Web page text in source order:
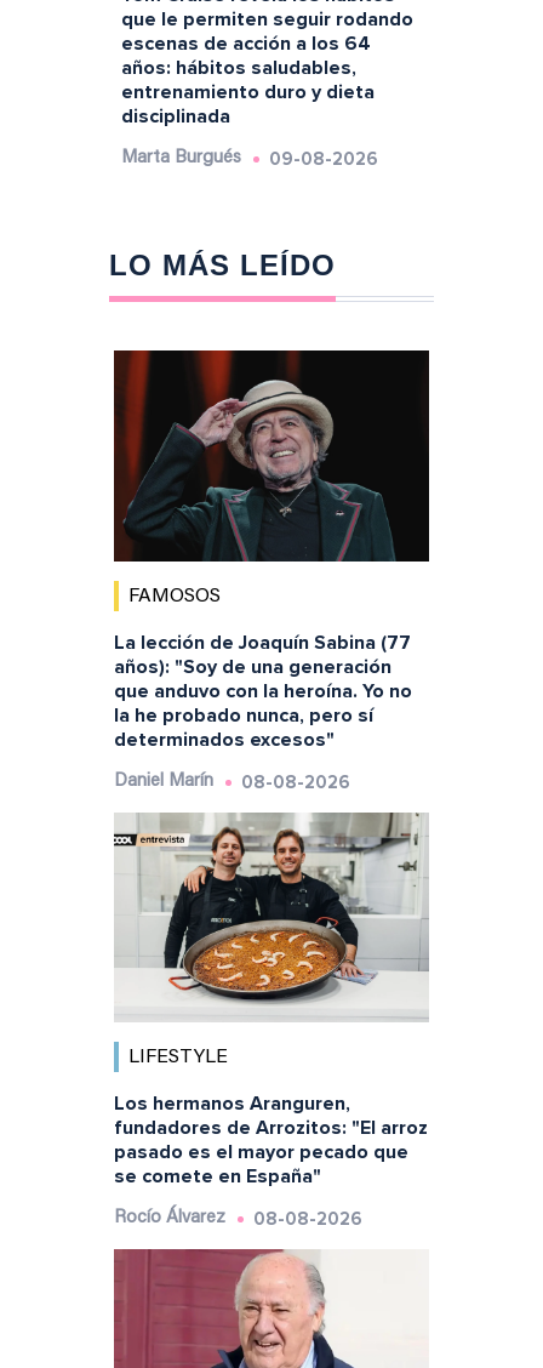
que le permiten seguir rodando
escenas de acción a los 64
años: hábitos saludables,
entrenamiento duro y dieta
disciplinada
Marta Burgués 09-08-2026
LO MÁS LEÍDO
FAMOSOS
La lección de Joaquín Sabina (77
años): "Soy de una generación
que anduvo con la heroína. Yo no
la he probado nunca, pero sí
determinados excesos"
Daniel Marín 08-08-2026
LIFESTYLE
Los hermanos Aranguren,
fundadores de Arrozitos: "El arroz
pasado es el mayor pecado que
se comete en España"
Rocío Álvarez 08-08-2026